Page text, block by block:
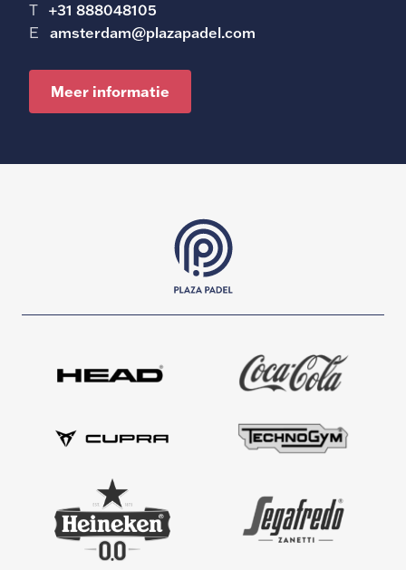
T +31 888048105
E
amsterdam@plazapadel.com
Meer informatie